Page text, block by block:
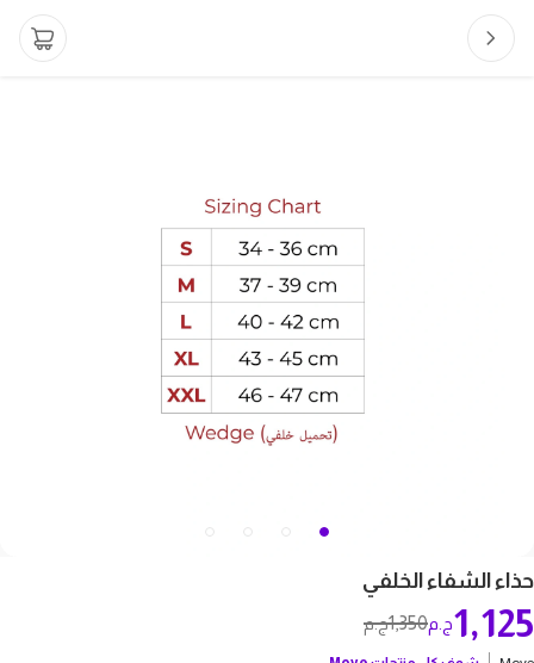
حذاء الشفاء الخلفي
1,350ج.م 1,125ج.م